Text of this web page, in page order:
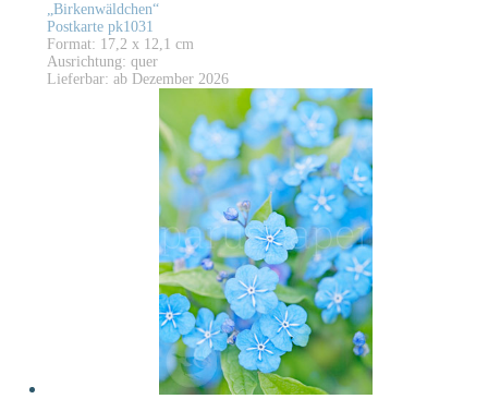
„Birkenwäldchen“
Postkarte pk1031
Format: 17,2 x 12,1 cm
Ausrichtung: quer
Lieferbar: ab Dezember 2026